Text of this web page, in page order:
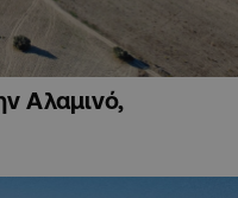
Αλαμινό,